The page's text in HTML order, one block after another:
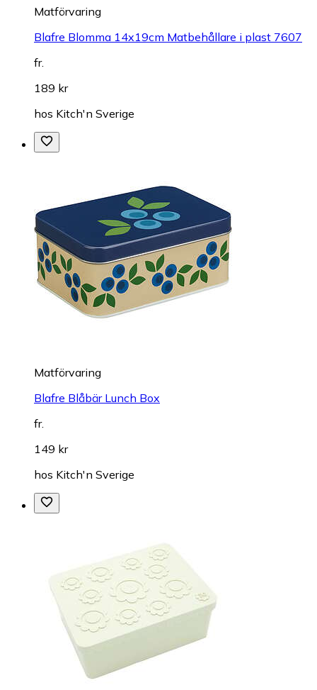
Matförvaring
Blafre Blomma 14x19cm Matbehållare i plast 7607
fr.
189 kr
hos Kitch'n Sverige
Matförvaring
Blafre Blåbär Lunch Box
fr.
149 kr
hos Kitch'n Sverige